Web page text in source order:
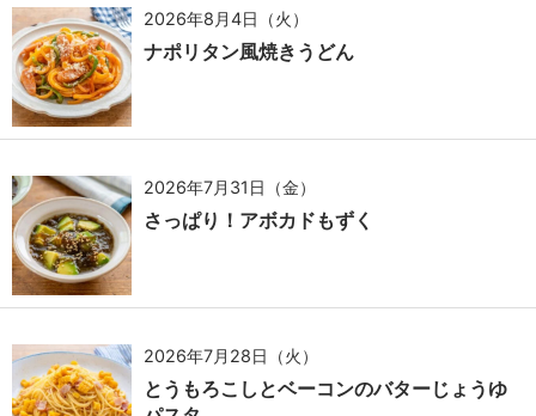
2026年8月4日（火）
ナポリタン風焼きうどん
2026年7月31日（金）
さっぱり！アボカドもずく
2026年7月28日（火）
とうもろこしとベーコンのバターじょうゆ